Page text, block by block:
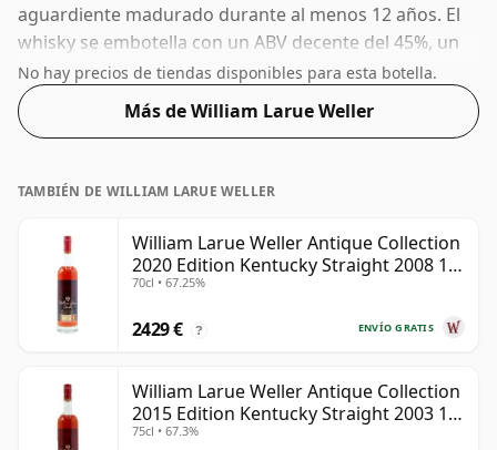
aguardiente madurado durante al menos 12 años. El
whisky se embotella con un ABV decente del 45%, un
paso por encima del nivel estándar del 40%, y se envía
en el tamaño de botella de facto de 75 cl.
No hay precios de tiendas disponibles para esta botella.
Más de William Larue Weller
TAMBIÉN DE WILLIAM LARUE WELLER
William Larue Weller Antique Collection
2020 Edition Kentucky Straight 2008 12
años
70cl • 67.25%
ENVÍO GRATIS
2429 € ?
William Larue Weller Antique Collection
2015 Edition Kentucky Straight 2003 12
años
75cl • 67.3%